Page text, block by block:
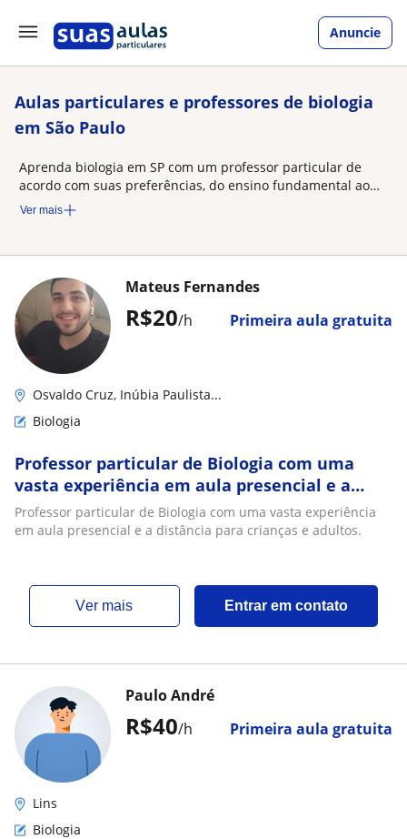
Anuncie
Aulas particulares e professores de biologia
em São Paulo
Aprenda biologia em SP com um professor particular de
acordo com suas preferências, do ensino fundamental ao
universitário
Ver mais
R$20/h Primeira aula gratuita
Mateus Fernandes
Osvaldo Cruz, Inúbia Paulista...
Biologia
Professor particular de Biologia com uma
vasta experiência em aula presencial e a
distância para crianças e adultos
Professor particular de Biologia com uma vasta experiência
em aula presencial e a distância para crianças e adultos.
ver mais Entrar em contato
R$40/h Primeira aula gratuita
Paulo André
Lins
Biologia